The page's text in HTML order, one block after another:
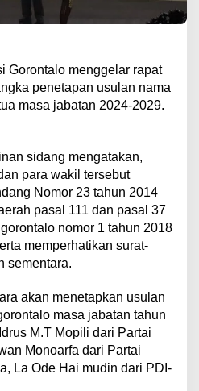
Gorontalo menggelar rapat
penetapan usulan nama
masa jabatan 2024-2029.
sidang mengatakan,
para wakil tersebut
Nomor 23 tahun 2014
pasal 111 dan pasal 37
gorontalo nomor 1 tahun 2018
memperhatikan surat-
sementara.
akan menetapkan usulan
masa jabatan tahun
M.T Mopili dari Partai
Monoarfa dari Partai
La Ode Hai mudin dari PDI-